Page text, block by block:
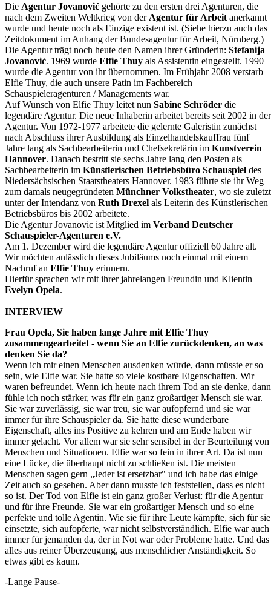
Die Agentur Jovanović gehörte zu den ersten drei Agenturen, die
nach dem Zweiten Weltkrieg von der Agentur für Arbeit anerkannt
wurde und heute noch als Einzige existent ist. (Siehe hierzu auch das
Zeitdokument im Anhang der Bundesagentur für Arbeit, Nürnberg.)
Die Agentur trägt noch heute den Namen ihrer Gründerin: Stefanija
Jovanović. 1969 wurde Elfie Thuy als Assistentin eingestellt. 1990
wurde die Agentur von ihr übernommen. Im Frühjahr 2008 verstarb
Elfie Thuy, die auch unsere Patin im Fachbereich
Schauspieleragenturen / Managements war.
Auf Wunsch von Elfie Thuy leitet nun Sabine Schröder die
legendäre Agentur. Die neue Inhaberin arbeitet bereits seit 2002 in der
Agentur. Von 1972-1977 arbeitete die gelernte Galeristin zunächst
nach Abschluss ihrer Ausbildung als Einzelhandelskauffrau fünf
Jahre lang als Sachbearbeiterin und Chefsekretärin im Kunstverein
Hannover. Danach bestritt sie sechs Jahre lang den Posten als
Sachbearbeiterin im Künstlerischen Betriebsbüro Schauspiel des
Niedersächsischen Staatstheaters Hannover. 1983 führte sie ihr Weg
zum damals neugegründeten Münchner Volkstheater, wo sie zuletzt
unter der Intendanz von Ruth Drexel als Leiterin des Künstlerischen
Betriebsbüros bis 2002 arbeitete.
Die Agentur Jovanovic ist Mitglied im Verband Deutscher
Schauspieler-Agenturen e.V.
Am 1. Dezember wird die legendäre Agentur offiziell 60 Jahre alt.
Wir möchten anlässlich dieses Jubiläums noch einmal mit einem
Nachruf an Elfie Thuy erinnern.
Hierfür sprachen wir mit ihrer jahrelangen Freundin und Klientin
Evelyn Opela.
INTERVIEW
Frau Opela, Sie haben lange Jahre mit Elfie Thuy
zusammengearbeitet - wenn Sie an Elfie zurückdenken, an was
denken Sie da?
Wenn ich mir einen Menschen ausdenken würde, dann müsste er so
sein, wie Elfie war. Sie hatte so viele kostbare Eigenschaften. Wir
waren befreundet. Wenn ich heute nach ihrem Tod an sie denke, dann
fühle ich noch stärker, was für ein ganz großartiger Mensch sie war.
Sie war zuverlässig, sie war treu, sie war aufopfernd und sie war
immer für ihre Schauspieler da. Sie hatte diese wunderbare
Eigenschaft, alles ins Positive zu kehren und am Ende haben wir
immer gelacht. Vor allem war sie sehr sensibel in der Beurteilung von
Menschen und Situationen. Elfie war so fein in ihrer Art. Da ist nun
eine Lücke, die überhaupt nicht zu schließen ist. Die meisten
Menschen sagen gern „Jeder ist ersetzbar" und ich habe das einige
Zeit auch so gesehen. Aber dann musste ich feststellen, dass es nicht
so ist. Der Tod von Elfie ist ein ganz großer Verlust: für die Agentur
und für ihre Freunde. Sie war ein großartiger Mensch und so eine
perfekte und tolle Agentin. Wie sie für ihre Leute kämpfte, sich für sie
einsetzte, sich aufopferte, war nicht selbstverständlich. Elfie war auch
immer für jemanden da, der in Not war oder Probleme hatte. Und das
alles aus reiner Überzeugung, aus menschlicher Anständigkeit. So
etwas gibt es kaum.
-Lange Pause-